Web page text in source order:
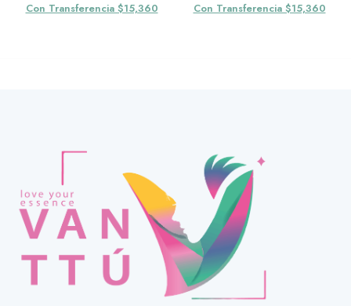
Con Transferencia $15,360 Con Transferencia $15,360